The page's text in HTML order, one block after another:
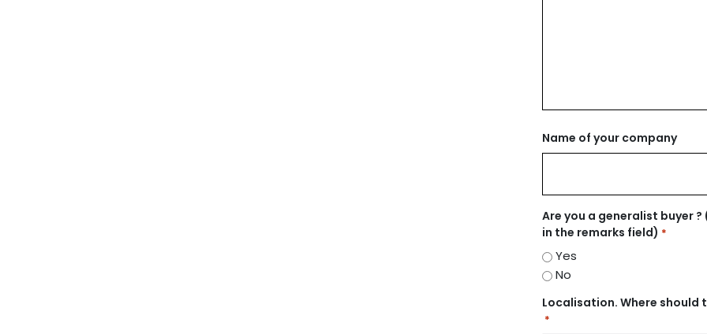
Name of your company
Are you a generalist buyer
in the remarks field) *
Yes
No
Localisation. Where should
*